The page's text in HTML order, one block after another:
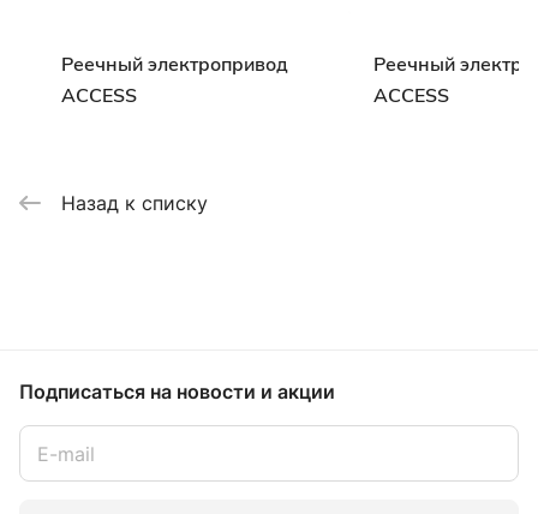
Реечный электропривод
ACCESS
Реечный
ACCESS
Назад к списку
Подписаться на новости и акции